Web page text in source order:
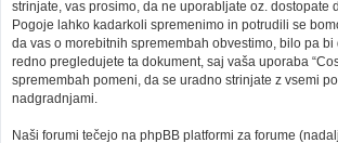
strinjate, vas prosimo, da ne uporabljate oz. dostopate
Pogoje lahko kadarkoli spremenimo in potrudili se
da vas o morebitnih spremembah obvestimo, bilo pa bi
redno pregledujete ta dokument, saj vaša uporaba
spremembah pomeni, da se uradno strinjate z vsemi
nadgradnjami.
Naši forumi tečejo na phpBB platformi za forume